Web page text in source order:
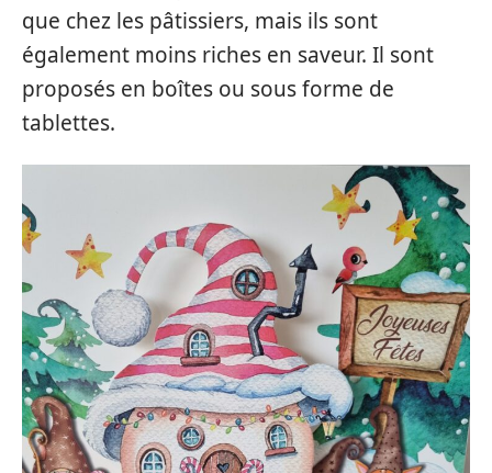
que chez les pâtissiers, mais ils sont
également moins riches en saveur. Il sont
proposés en boîtes ou sous forme de
tablettes.